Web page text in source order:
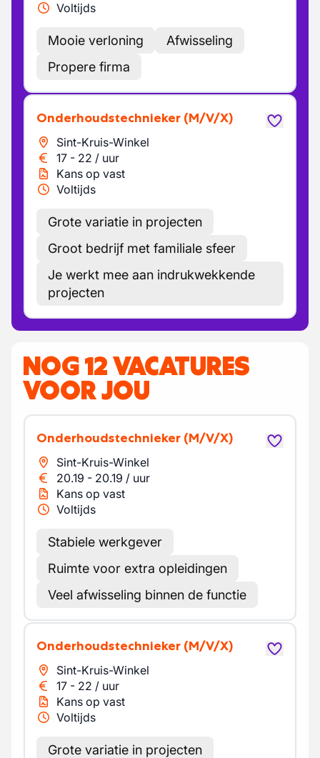
Voltijds
Mooie verloning
Afwisseling
Propere firma
Onderhoudstechnieker (M/V/X)
Sint-Kruis-Winkel
17 - 22 / uur
Kans op vast
Voltijds
Grote variatie in projecten
Groot bedrijf met familiale sfeer
Je werkt mee aan indrukwekkende
projecten
NOG 12 VACATURES
VOOR JOU
Onderhoudstechnieker (M/V/X)
Sint-Kruis-Winkel
20.19 - 20.19 / uur
Kans op vast
Voltijds
Stabiele werkgever
Ruimte voor extra opleidingen
Veel afwisseling binnen de functie
Onderhoudstechnieker (M/V/X)
Sint-Kruis-Winkel
17 - 22 / uur
Kans op vast
Voltijds
Grote variatie in projecten